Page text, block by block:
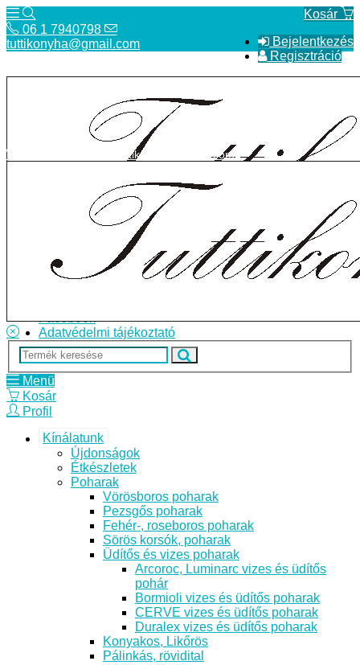
Kosár
Bejelentkezés
Regisztráció
06 1 7940798
tuttikonyha@gmail.com
Telefon
Szállítás
Facebook
Adatvédelmi tájékoztató
tuttikonyha@gmail.com
Menü
Kosár
Profil
Kínálatunk
Újdonságok
Étkészletek
Poharak
Vörösboros poharak
Pezsgős poharak
Fehér-, roseboros poharak
Sörös korsók, poharak
Üdítős és vizes poharak
Arcoroc, Luminarc vizes és üdítős
pohár
Bormioli vizes és üdítős poharak
CERVE vizes és üdítős poharak
Duralex vizes és üdítős poharak
Konyakos, Likőrös
Pálinkás, rövidital